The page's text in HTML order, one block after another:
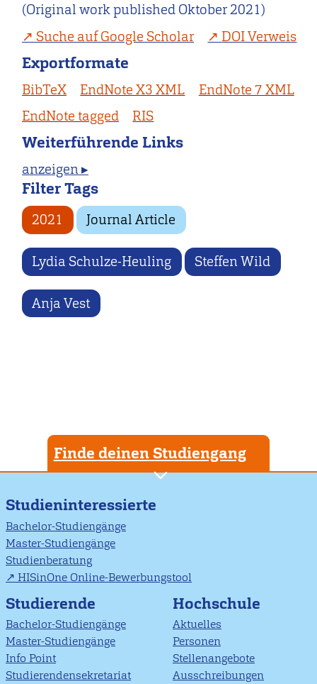
(Original work published Oktober 2021)
Suche auf Google Scholar
DOI Verweis
Exportformate
BibTeX EndNote X3 XML
EndNote 7 XML
EndNote tagged
RIS
Weiterführende Links
anzeigen ▸
Filter Tags
2021 Journal Article
Lydia Schulze-Heuling Steffen Wild
Anja Vest
Finde deinen Studiengang
Studieninteressierte
Bachelor-Studiengänge
Master-Studiengänge
Studienberatung
HISinOne Online-Bewerbungstool
Studierende
Bachelor-Studiengänge
Master-Studiengänge
Info Point
Studierendensekretariat
Hochschule
Aktuelles
Personen
Stellenangebote
Ausschreibungen